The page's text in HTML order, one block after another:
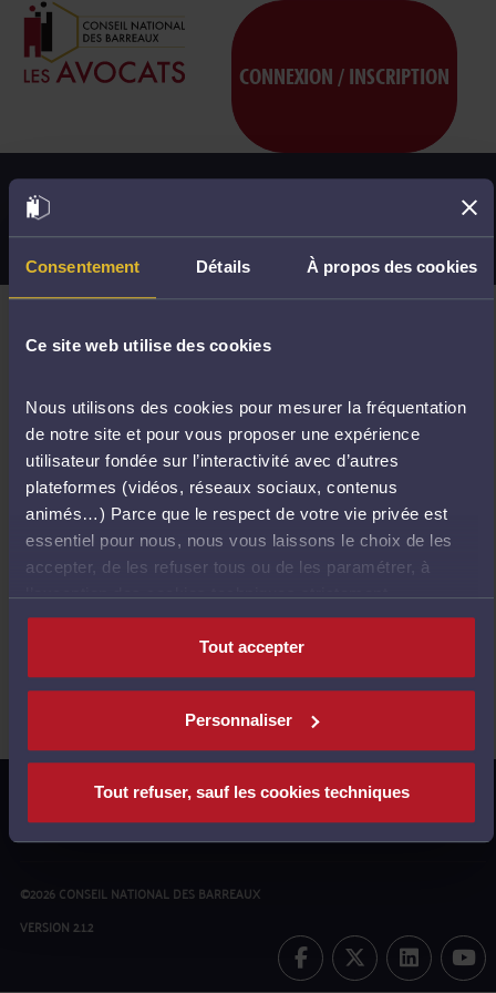
Consentement Détails À propos des cookies
Ce site web utilise des cookies
Nous utilisons des cookies pour mesurer la fréquentation
de notre site et pour vous proposer une expérience
utilisateur fondée sur l’interactivité avec d’autres
plateformes (vidéos, réseaux sociaux, contenus
animés…) Parce que le respect de votre vie privée est
essentiel pour nous, nous vous laissons le choix de les
accepter, de les refuser tous ou de les paramétrer, à
l’exception des cookies techniques strictement
nécessaires au fonctionnement du site.
Tout accepter
Personnaliser
Tout refuser, sauf les cookies techniques
CONNEXION / INSCRIPTION
Accueil
RECHERCHER
Déontologie et statut professionnel
Aucune
formation
disponible.
Astuce : modifiez vos critères de recherche
MENTIONS LÉGALES
POLITIQUE DE
CONFIDENTIALITÉ
POLITIQUE COOKIES
GESTION DES
COOKIES
©2026 CONSEIL NATIONAL DES BARREAUX
VERSION 2.1.2